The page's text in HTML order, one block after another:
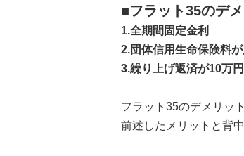
■フラット35のデ
1.全期間固定金利
2.団体信用生命保険料
3.繰り上げ返済が10万
フラット35のデメリッ
前述したメリットと背